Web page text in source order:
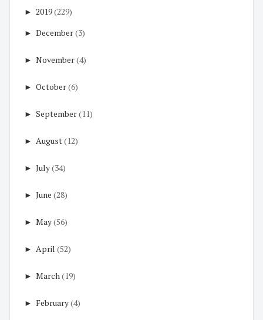
► 2019(229)
► December(3)
► November(4)
► October(6)
► September(11)
► August(12)
► July(34)
► June (28)
► May(56)
► April (52)
► March (19)
► February(4)